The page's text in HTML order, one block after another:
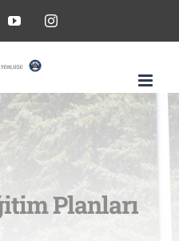
YouTubeInstagram
Planları